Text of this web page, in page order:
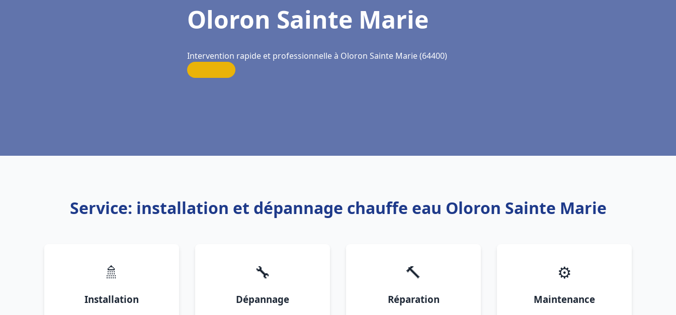
Oloron Sainte Marie
Intervention rapide et professionnelle à Oloron Sainte Marie (64400)
Service: installation et dépannage chauffe eau Oloron Sainte Marie
🚿
Installation
🔧
Dépannage
🔨
Réparation
⚙️
Maintenance